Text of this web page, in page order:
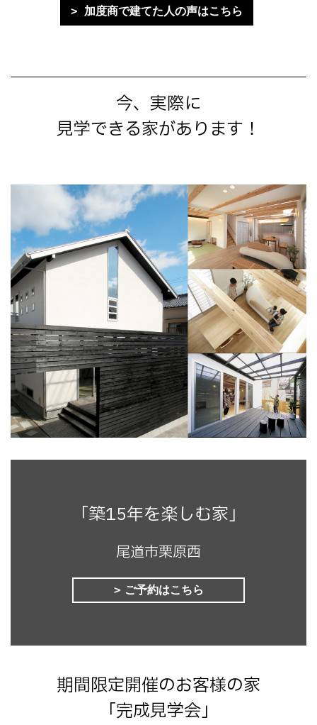
加度商で建てた人の声はこちら
今、実際に
見学できる家があります！
「築15年を楽しむ家」
尾道市栗原西
ご予約はこちら
期間限定開催のお客様の家
「完成見学会」